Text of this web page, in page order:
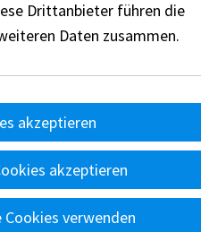
Drittanbieter führen die
Daten zusammen.
akzeptieren
akzeptieren
verwenden